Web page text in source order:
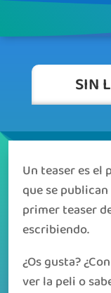
SIN
Un teaser es
que se
primer teaser
escribiendo.
¿Os gusta?
ver la peli o